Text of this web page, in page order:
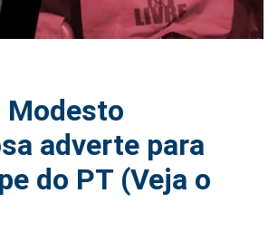
Modesto
adverte para
do PT (Veja o